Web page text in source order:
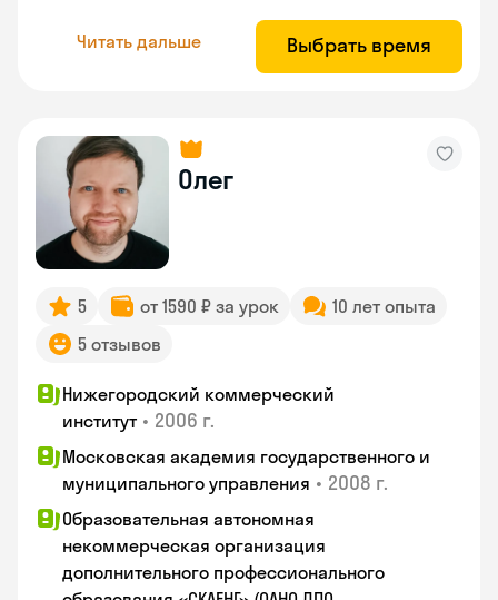
Читать дальше Выбрать время
Олег
5 от 1590 ₽ за урок
10 лет опыта
5 отзывов
Нижегородский коммерческий
институт • 2006 г.
Московская академия государственного и
муниципального управления • 2008 г.
Образовательная автономная
некоммерческая организация
дополнительного профессионального